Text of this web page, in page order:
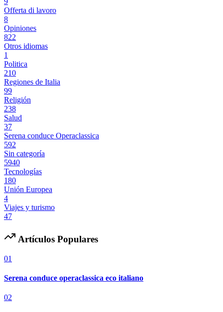
Offerta di lavoro
8
Opiniones
822
Otros idiomas
1
Politica
210
Regiones de Italia
99
Religión
238
Salud
37
Serena conduce Operaclassica
592
Sin categoría
5940
Tecnologías
180
Unión Europea
4
Viajes y turismo
47
Artículos Populares
01
Serena conduce operaclassica eco italiano
02